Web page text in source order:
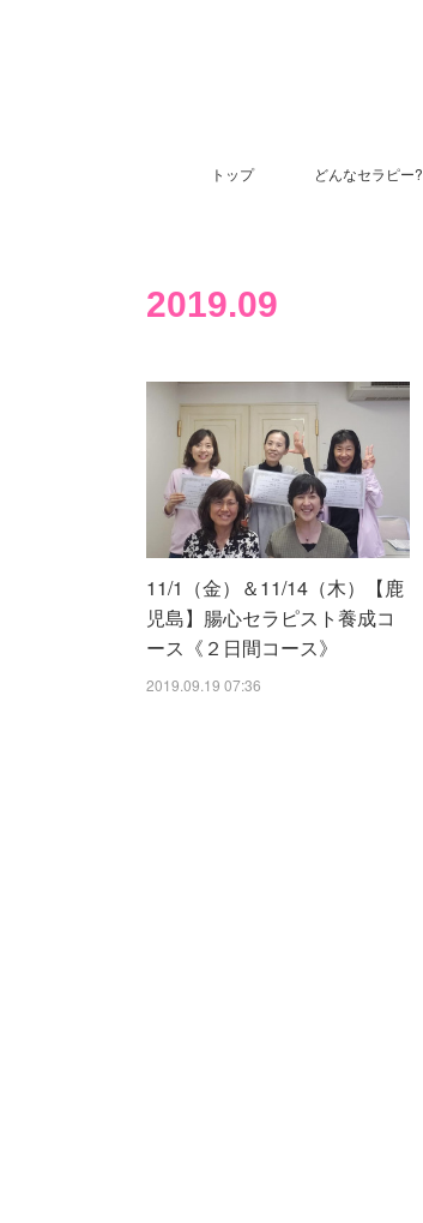
トップ どんなセラピー?
2019.09
11/1（金）＆11/14（木）【鹿
児島】腸心セラピスト養成コ
ース《２日間コース》
2019.09.19 07:36